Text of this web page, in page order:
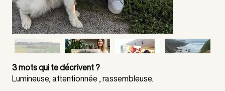
3 mots qui te décrivent ?
Lumineuse, attentionnée , rassembleuse.